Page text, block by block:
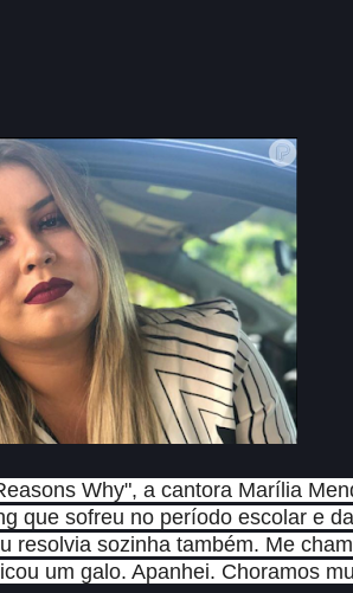
Why", a cantora Marília
que sofreu no período escolar e
resolvia sozinha também. Me
um galo. Apanhei. Choramos